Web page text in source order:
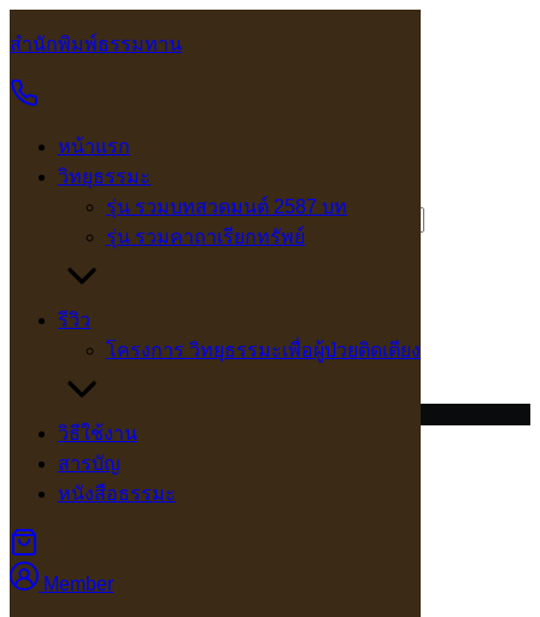
to
สำนักพิมพ์ธรรมทาน
หน้าแรก
วิทยุธรรมะ
รุ่น รวมบทสวดมนต์ 2587 บท
รุ่น รวมคาถาเรียกทรัพย์
รีวิว
โครงการ วิทยุธรรมะเพื่อผู้ป่วยติดเตียง
วิธีใช้งาน
สารบัญ
หนังสือธรรมะ
Member
Search
เข้าสู่ระบบ
ชื่อผู้ใช้หรือที่อยู่อีเมล*ต้องการ
รหัสผ่าน *ต้องการ
จำฉันไว้